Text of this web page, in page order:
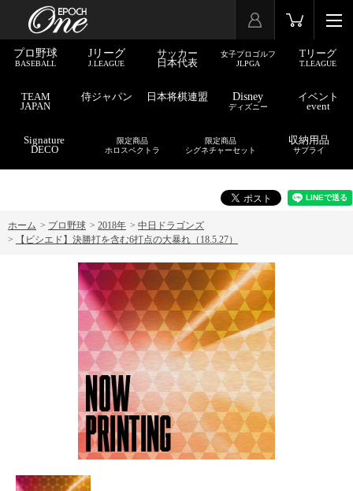
プロ野球
BASEBALL
Jリーグ
J.LEAGUE
サッカー
日本代表
女子プロゴルフ
JLPGA
Tリーグ
T.LEAGUE
TEAM
JAPAN
侍ジャパン 日本将棋連盟 Disney
ディズニー
イベント
event
Signature
DECO
限定商品
ホロスペクトラ
限定商品
シグネチャーセット
収納用品
サプライ
ホーム > プロ野球 > 2018年 > 中日ドラゴンズ
>
【ビシエド】決勝打を含む6打点の大暴れ（18.5.27）